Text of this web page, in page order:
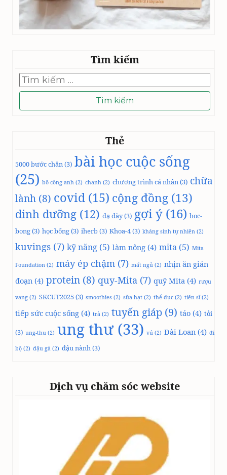
Tìm kiếm
Tìm
kiếm
cho:
Thẻ
5000 bước chân(3) bài học cuộc sống
(25) bồ công anh (2) chanh (2) chương trình cá nhân(3) chữa
lành (8) covid (15) cộng đồng (13)
dinh dưỡng (12) dạ dày(3) gợi ý (16) hoc-
bong(3) học bổng(3) iherb(3) Khoa-4(3) kháng sinh tự nhiên (2)
kuvings (7) kỹ năng (5) làm nông (4) mita (5) Mita
Foundation (2) máy ép chậm (7) mất ngủ (2) nhịn ăn gián
đoạn (4) protein (8) quy-Mita (7) quỹ Mita (4) rượu
vang (2) SKCUT2025(3) smoothies (2) sữa hạt (2) thể dục (2) tiến sĩ(2)
tiếp sức cuộc sống (4) trà (2) tuyến giáp (9) táo (4) tỏi
(3) ung-thu (2) ung thư(33) vú (2) Đài Loan (4) đi
bộ (2) đậu gà (2) đậu nành(3)
Dịch vụ chăm sóc website